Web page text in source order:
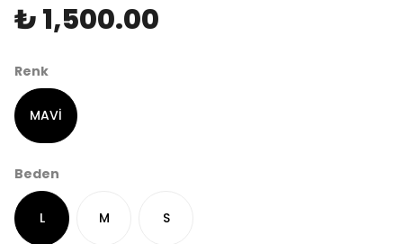
₺ 1,500.00
Renk
MAVİ
Beden
L M S